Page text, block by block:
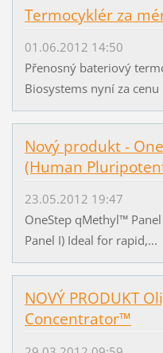
Termocyklér za
01.06.2012 14:50
Přenosný bateriový
Biosystems nyní za
Nový produkt -
(Human
23.05.2012 19:47
OneStep qMethyl™
Panel I) Ideal for rapid,...
NOVÝ PRODUKT
Concentrator™